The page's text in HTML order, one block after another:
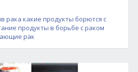
рака какие продукты борются с
продукты в борьбе с раком
рак